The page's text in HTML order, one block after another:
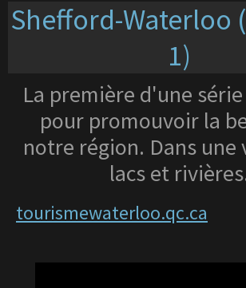
Shefford-Waterloo
1)
La première d'une
pour promouvoir la
notre région. Dans une
lacs et
tourismewaterloo.qc.ca